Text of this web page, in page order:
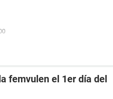
femvulen el 1er día del